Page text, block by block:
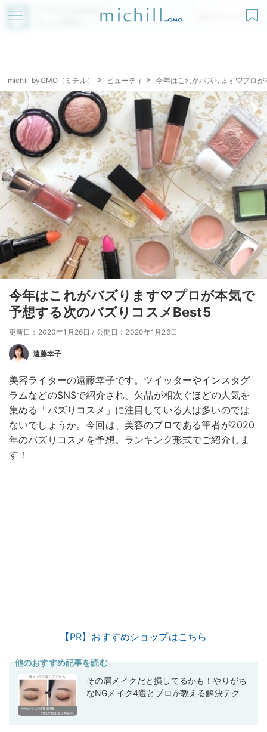
アプリでmichillが
無料ダウンロード
michill byGMO（ミチル） ビューティ 今年はこれがバズります♡プロ
今年はこれがバズります♡プロが本気で
予想する次のバズりコスメBest5
更新日：2020年1月26日 / 公開日：2020年1月26日
遠藤幸子
美容ライターの遠藤幸子です。ツイッターやインスタグ
ラムなどのSNSで紹介され、欠品が相次ぐほどの人気を
集める「バズりコスメ」に注目している人は多いのでは
ないでしょうか。今回は、美容のプロである筆者が2020
年のバズりコスメを予想。ランキング形式でご紹介しま
す！
【PR】おすすめショップはこちら
他のおすすめ記事を読む
その眉メイクだと損してるかも！やりがち
なNGメイク4選とプロが教える解決テク